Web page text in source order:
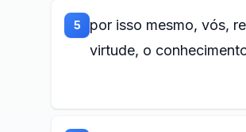
5
por isso mesmo, vós,
virtude, o